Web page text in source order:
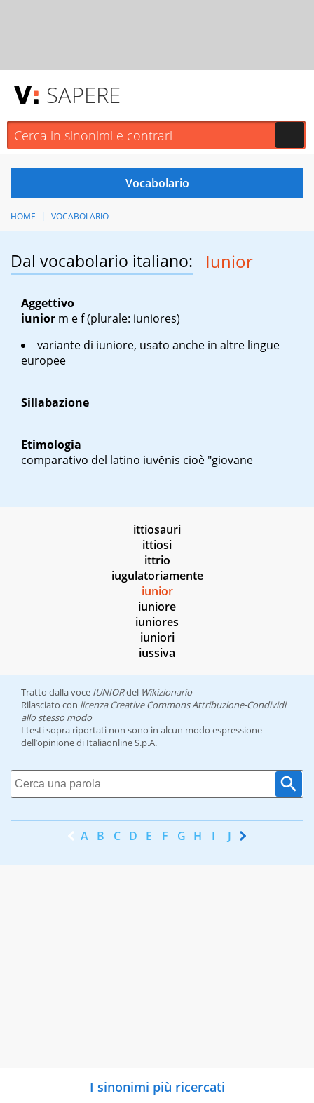
SAPERE
HOME VOCABOLARIO
Dal vocabolario italiano: Iunior
Aggettivo
iunior m ef(plurale: iuniores)
variante di iuniore, usato anche in altre lingue
europee
Sillabazione
Etimologia
comparativo del latino iuvĕnis cioè "giovane
ittiosauri
ittiosi
ittrio
iugulatoriamente
iunior
iuniore
iuniores
iuniori
iussiva
Tratto dalla voce IUNIORdel Wikizionario
Rilasciato con licenza Creative Commons Attribuzione-Condividi
allo stesso modo
I testi sopra riportati non sono in alcun modo espressione
dell’opinione di Italiaonline S.p.A.
A B C D E F G H I J K
I sinonimi più ricercati